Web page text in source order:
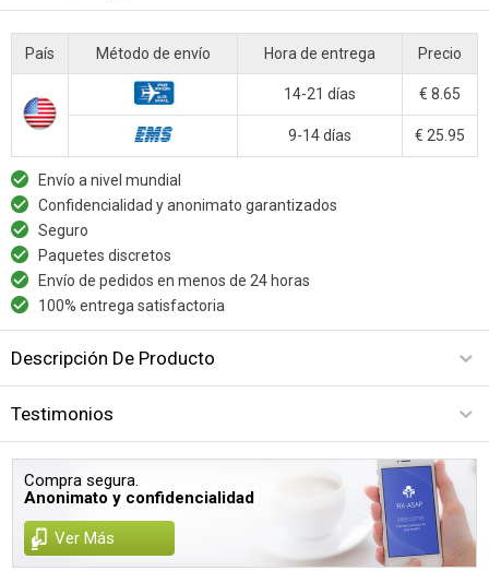
País Método de envío Hora de entrega Precio
14-21 días € 8.65
9-14 días € 25.95
Envío a nivel mundial
Confidencialidad y anonimato garantizados
Seguro
Paquetes discretos
Envío de pedidos en menos de 24 horas
100% entrega satisfactoria
Descripción De Producto
Testimonios
Compra segura.
Anonimato y confidencialidad
Ver Más